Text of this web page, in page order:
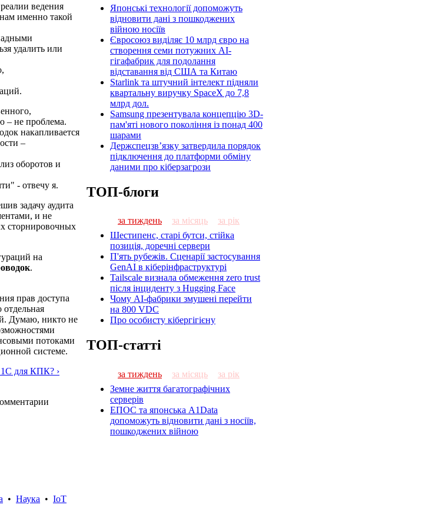
ведения
именно такой
удалить или
– не проблема.
накапливается
–
оборотов и
- отвечу я.
задачу аудита
и не
сторнировочных
на
.
прав доступа
Думаю, никто не
потоками
системе.
1С для КПК? ›
Японські технології допоможуть
відновити дані з пошкоджених
війною носіїв
Євросоюз виділяє 10 млрд євро на
створення семи потужних AI-
гігафабрик для подолання
відставання від США та Китаю
Starlink та штучний інтелект підняли
квартальну виручку SpaceX до 7,8
млрд дол.
Samsung презентувала концепцію 3D-
пам'яті нового покоління із понад 400
шарами
Держспецзв’язку затвердила порядок
підключення до платформи обміну
даними про кіберзагрози
ТОП-блоги
за тиждень за місяць
за рік
Шестипенс, старі бутси, стійка
позиція, доречні сервери
П'ять рубежів. Сценарії застосування
GenAI в кіберінфраструктурі
Tailscale визнала обмеження zero trust
після інциденту з Hugging Face
Чому AI-фабрики змушені перейти
на 800 VDC
Про особисту кібергігієну
ТОП-статті
за тиждень за місяць
за рік
Земне життя багатографічних
серверів
ЕПОС та японська A1Data
допоможуть відновити дані з носіїв,
пошкоджених війною
• Наука • IoT